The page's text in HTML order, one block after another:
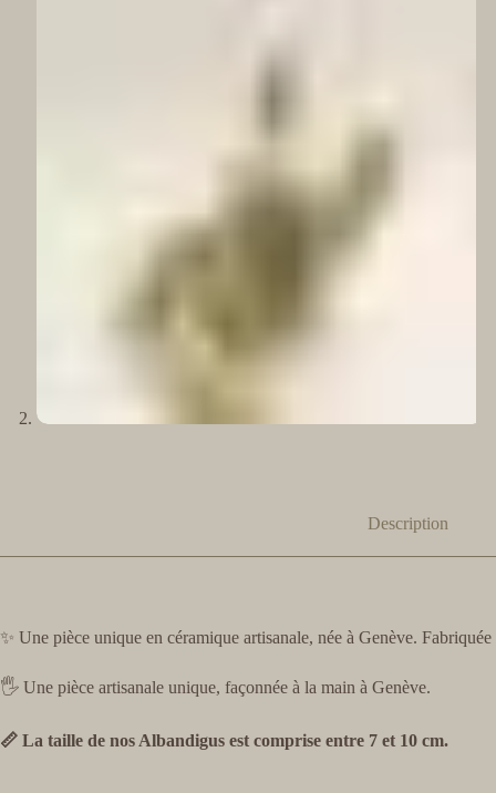
Description
✨ Une pièce unique en céramique artisanale, née à Genève.
🖐️ Une pièce artisanale unique, façonnée à la main à Genève.
📏 La taille de nos Albandigus est comprise entre 7 et 10 cm.